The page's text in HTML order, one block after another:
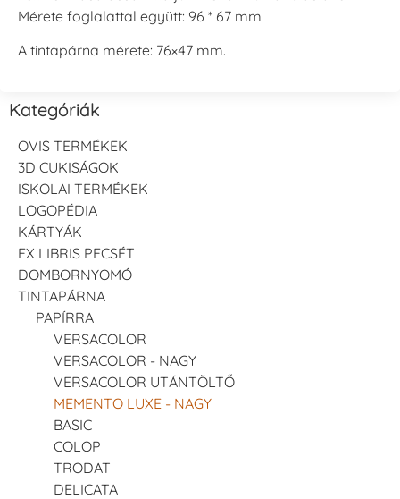
Mérete foglalattal együtt: 96 * 67 mm
A tintapárna mérete: 76×47 mm.
Kategóriák
OVIS TERMÉKEK
3D CUKISÁGOK
ISKOLAI TERMÉKEK
LOGOPÉDIA
KÁRTYÁK
EX LIBRIS PECSÉT
DOMBORNYOMÓ
TINTAPÁRNA
PAPÍRRA
VERSACOLOR
VERSACOLOR - NAGY
VERSACOLOR UTÁNTÖLTŐ
MEMENTO LUXE - NAGY
BASIC
COLOP
TRODAT
DELICATA